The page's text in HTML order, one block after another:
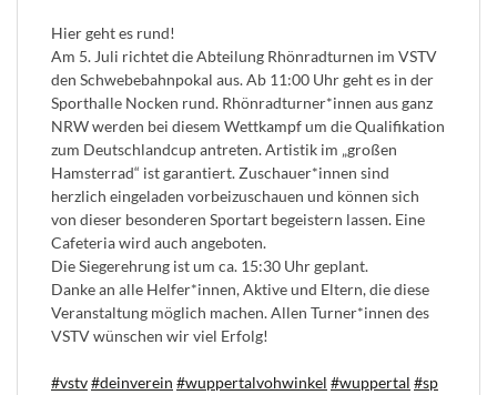
Hier geht es rund!
Am 5. Juli richtet die Abteilung Rhönradturnen im VSTV
den Schwebebahnpokal aus. Ab 11:00 Uhr geht es in der
Sporthalle Nocken rund. Rhönradturner*innen aus ganz
NRW werden bei diesem Wettkampf um die Qualifikation
zum Deutschlandcup antreten. Artistik im „großen
Hamsterrad“ ist garantiert. Zuschauer*innen sind
herzlich eingeladen vorbeizuschauen und können sich
von dieser besonderen Sportart begeistern lassen. Eine
Cafeteria wird auch angeboten.
Die Siegerehrung ist um ca. 15:30 Uhr geplant.
Danke an alle Helfer*innen, Aktive und Eltern, die diese
Veranstaltung möglich machen. Allen Turner*innen des
VSTV wünschen wir viel Erfolg!
#vstv#deinverein #wuppertalvohwinkel #wuppertal #sp